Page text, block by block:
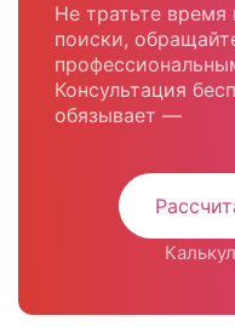
Не тратьте
поиски,
Консультация
обязывает —